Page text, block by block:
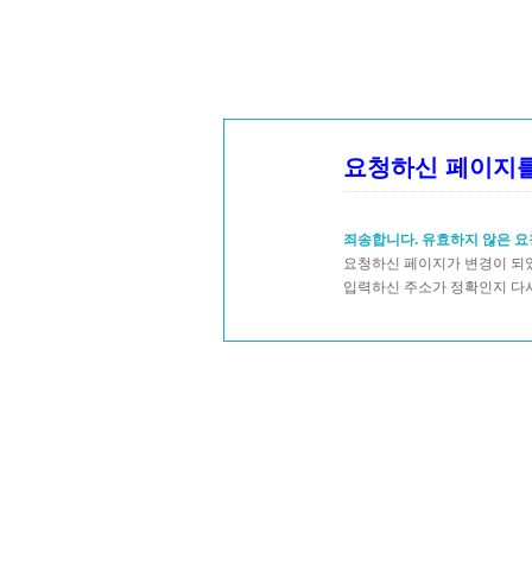
요청하신 페이지
죄송합니다. 유효하지 않은
요청하신 페이지가 변경이
입력하신 주소가 정확인지 다